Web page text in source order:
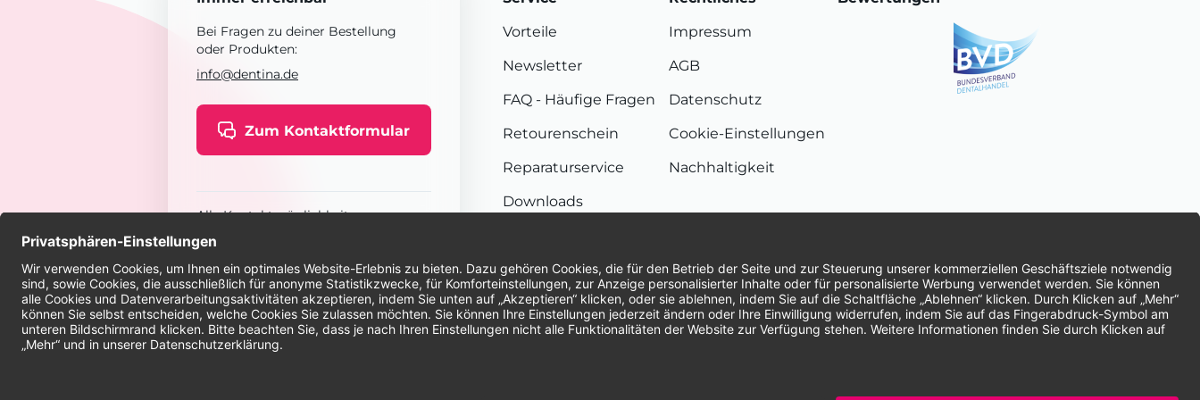
Bei Fragen zu deiner Bestellung
oder Produkten:
info@dentina.de
Zum Kontaktformular
Alle Kontaktmöglichkeiten
Vorteile
Newsletter
FAQ - Häufige Fragen
Retourenschein
Reparaturservice
Downloads
Impressum
AGB
Datenschutz
Cookie-Einstellungen
Nachhaltigkeit